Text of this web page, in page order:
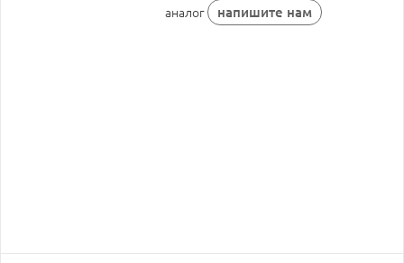
аналог
напишите нам